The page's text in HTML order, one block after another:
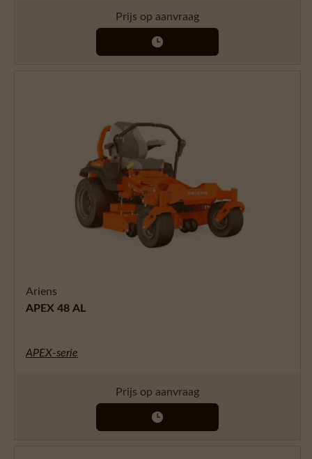
Prijs op aanvraag
Ariens
APEX 48 AL
APEX-serie
Prijs op aanvraag